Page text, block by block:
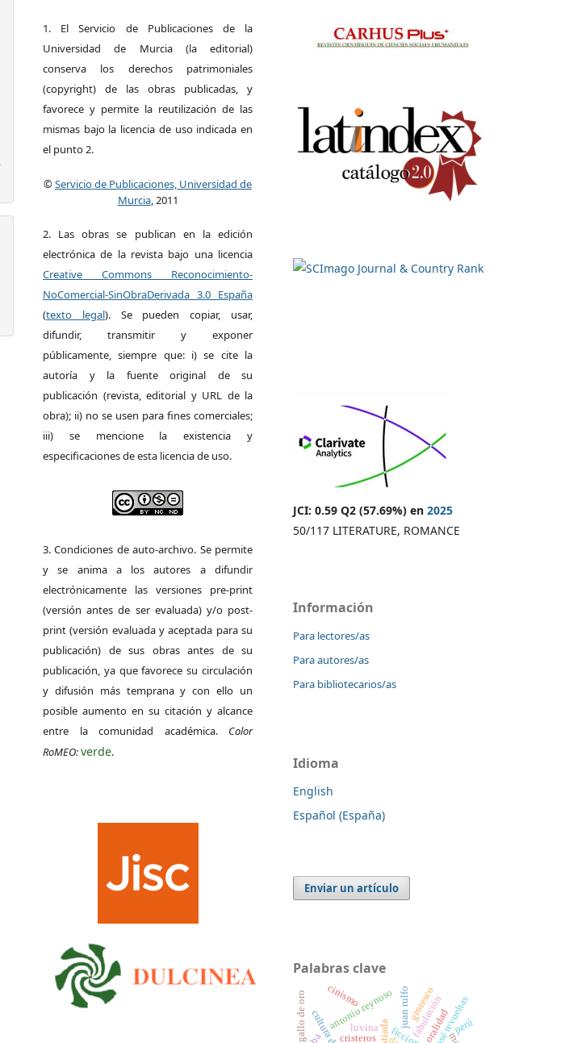
1. El Servicio de Publicaciones de la
Universidad de Murcia (la editorial)
conserva los derechos patrimoniales
(copyright) de las obras publicadas, y
favorece y permite la reutilización de las
mismas bajo la licencia de uso indicada en
el punto 2.
©Servicio de Publicaciones, Universidad de
Murcia, 2011
2. Las obras se publican en la edición
electrónica de la revista bajo una licencia
Creative Commons Reconocimiento-
NoComercial-SinObraDerivada 3.0 España
(texto legal). Se pueden copiar, usar,
difundir, transmitir y exponer
públicamente, siempre que: i) se cite la
autoría y la fuente original de su
publicación (revista, editorial y URL de la
obra); ii) no se usen para fines comerciales;
iii) se mencione la existencia y
especificaciones de esta licencia de uso.
3. Condiciones de auto-archivo. Se permite
y se anima a los autores a difundir
electrónicamente las versiones pre-print
(versión antes de ser evaluada) y/o post-
print (versión evaluada y aceptada para su
publicación) de sus obras antes de su
publicación, ya que favorece su circulación
y difusión más temprana y con ello un
posible aumento en su citación y alcance
entre la comunidad académica. Color
RoMEO:verde.
JCI: 0.59 Q2 (57.69%) en 2025
50/117 LITERATURE, ROMANCE
Información
Para lectores/as
Para autores/as
Para bibliotecarios/as
Idioma
English
Español (España)
Enviar un artículo
Palabras clave
cristeros
luvina oralidad
josé revueltas
antonio reynoso
el gallo de oro juan rulfofabulación
cinismo grotesco
perú